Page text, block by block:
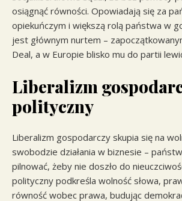
osiągnąć równości. Opowiadają się za
opiekuńczym i większą rolą państwa w
jest głównym nurtem –
Deal, a w Europie blisko mu do partii
Liberalizm
polityczny
Liberalizm gospodarczy skupia się na
swobodzie działania w biznesie –
pilnować, żeby nie doszło do
polityczny podkreśla wolność słowa,
równość wobec prawa, budując